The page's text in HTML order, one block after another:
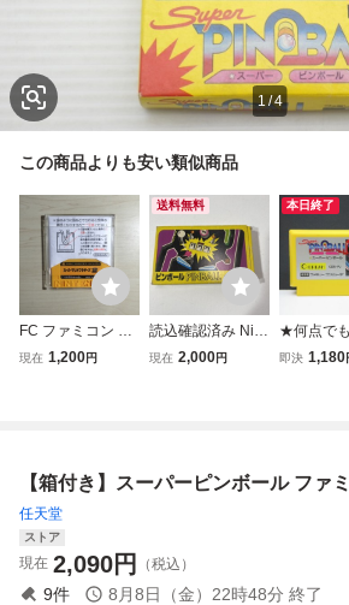
1/4
この商品よりも安い類似商品
FC ファミコン デ
ィスクシステム デ
現在 1,200円
送料無料
読込確認済み Nint
endo ファミコン
現在 2,000円
本日終了
★何点で
８５円★
即決 1,180
【箱付き】スーパーピンボール ファ
任天堂
ストア
現在 2,090円 （税込）
9件 8月8日（金）22時48分 終了